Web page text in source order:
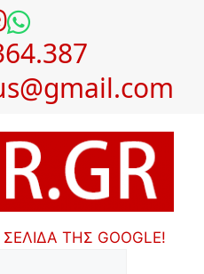
ΤΗΣ GOOGLE!